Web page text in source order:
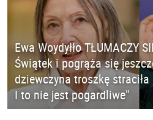
Ewa Woydyłło TŁUMACZY
Świątek i pogrąża się
dziewczyna troszkę
I to nie jest pogardliwe"